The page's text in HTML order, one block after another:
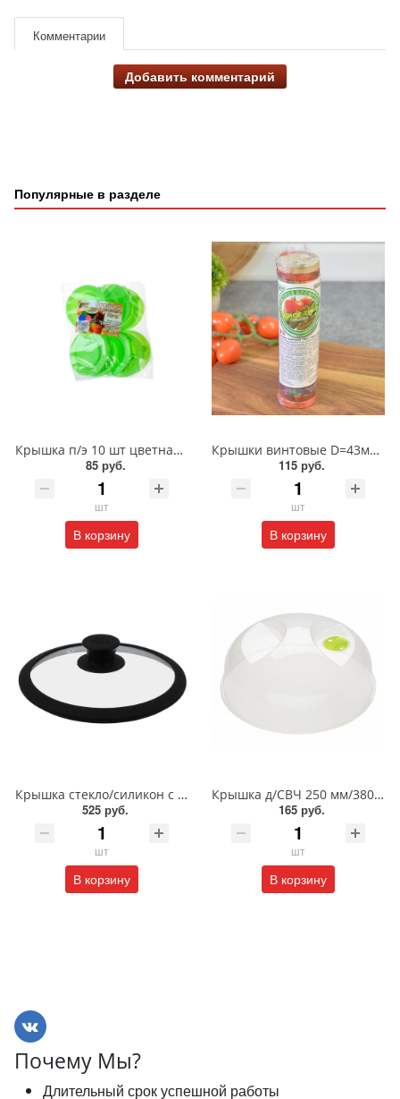
Комментарии
Добавить комментарий
Популярные в разделе
Крышка п/э 10 шт цветная "Домашний Сундук"/ДС-80
85 руб.
шт
В корзину
Крышки винтовые D=43мм 20 шт Твист-Офф
115 руб.
шт
В корзину
Крышка стекло/силикон с ручкой 20см/848-066
525 руб.
шт
В корзину
Крышка д/СВЧ 250 мм/380/БП
165 руб.
шт
В корзину
Почему Мы?
Длительный срок успешной работы